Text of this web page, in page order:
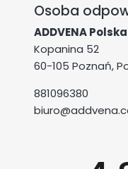
Osoba
ADDVENA
Kopanina 52
60-105 Poznań,
881096380